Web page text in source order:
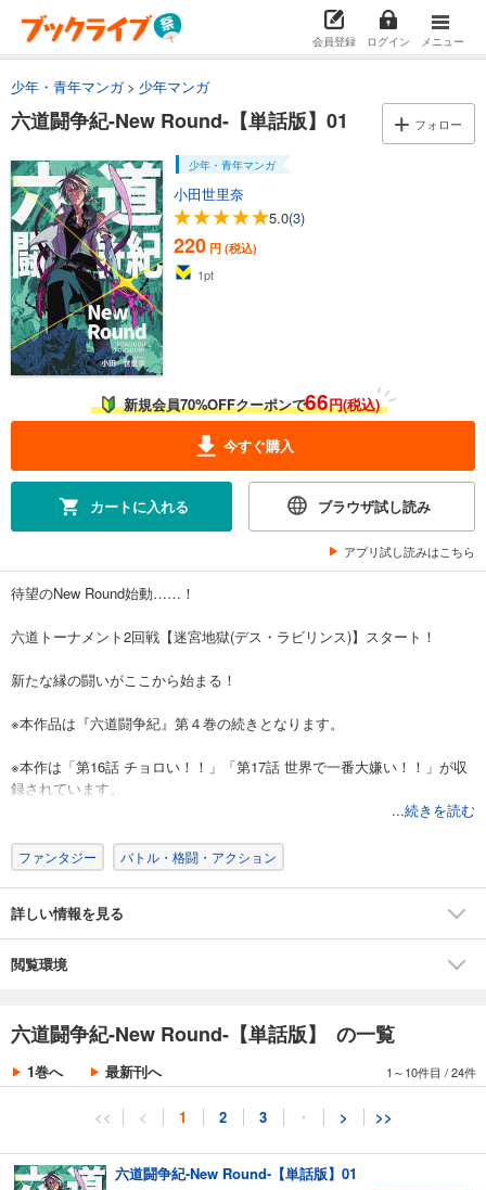
会員登録 ログイン メニュー
少年・青年マンガ 少年マンガ
六道闘争紀-New Round-【単話版】01 フォロー
少年・青年マンガ
小田世里奈
5.0(3)
220 円 (税込)
1pt
新規会員70%OFFクーポンで66円(税込)
今すぐ購入
カートに入れる ブラウザ試し読み
アプリ試し読みはこちら
待望のNew Round始動……！
六道トーナメント2回戦【迷宮地獄(デス・ラビリンス)】スタート！
新たな縁の闘いがここから始まる！
※本作品は『六道闘争紀』第４巻の続きとなります。
※本作は「第16話 チョロい！！」「第17話 世界で一番大嫌い！！」が収
録されています。
※本作は小田世里奈の個人誌作品の電子書籍版となります。【51ページ】
...続きを読む
ファンタジー バトル・格闘・アクション
詳しい情報を見る
閲覧環境
六道闘争紀-New Round-【単話版】 の一覧
1巻へ 最新刊へ 1～10件目 /24件
<< < 1 2 3 ・ > >>
六道闘争紀-New Round-【単話版】01